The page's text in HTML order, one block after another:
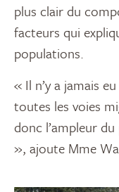
plus clair du
facteurs qui
populations.
« Il n’y a jamais
toutes les voies
donc l’ampleur
», ajoute Mme